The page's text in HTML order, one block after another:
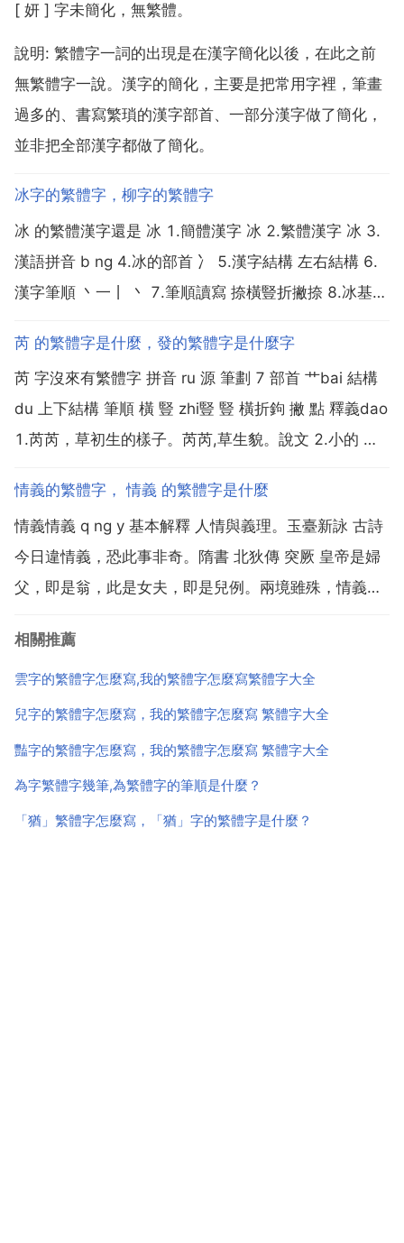
[ 妍 ] 字未簡化，無繁體。
說明: 繁體字一詞的出現是在漢字簡化以後，在此之前
無繁體字一說。漢字的簡化，主要是把常用字裡，筆畫
過多的、書寫繁瑣的漢字部首、一部分漢字做了簡化，
並非把全部漢字都做了簡化。
冰字的繁體字，柳字的繁體字
冰 的繁體漢字還是 冰 1.簡體漢字 冰 2.繁體漢字 冰 3.
漢語拼音 b ng 4.冰的部首 冫 5.漢字結構 左右結構 6.
漢字筆順 丶一丨 丶 7.筆順讀寫 捺橫豎折撇捺 8.冰基本
球。鎮。釋 像冰一樣融化，喻嫌隙 懷疑 誤會等完全消
除 淇淋...
芮 的繁體字是什麼，發的繁體字是什麼字
芮 字沒來有繁體字 拼音 ru 源 筆劃 7 部首 艹bai 結構
du 上下結構 筆順 橫 豎 zhi豎 豎 橫折鉤 撇 點 釋義dao
1.芮芮，草初生的樣子。芮芮,草生貌。說文 2.小的 蕞
食,不衣芮溫。呂氏春秋 必已 陳奇猷校釋 此 芮...
情義的繁體字， 情義 的繁體字是什麼
情義情義 q ng y 基本解釋 人情與義理。玉臺新詠 古詩
今日違情義，恐此事非奇。隋書 北狄傳 突厥 皇帝是婦
父，即是翁，此是女夫，即是兒例。兩境雖殊，情義是
超 於 雍丘 洪 以情義，請 袁紹 救之，不許。洪 與 紹
絕。宋 蘇軾 杭州故...
相關推薦
雲字的繁體字怎麼寫,我的繁體字怎麼寫繁體字大全
兒字的繁體字怎麼寫，我的繁體字怎麼寫 繁體字大全
豔字的繁體字怎麼寫，我的繁體字怎麼寫 繁體字大全
為字繁體字幾筆,為繁體字的筆順是什麼？
「猶」繁體字怎麼寫，「猶」字的繁體字是什麼？